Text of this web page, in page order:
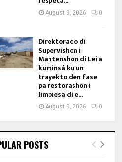
August 9, 2026 0
Direktorado di
Supervishon i
Mantenshon di Lei a
kuminsá ku un
trayekto den fase
pa restorashon i
limpiesa di e...
August 9, 2026 0
POSTS